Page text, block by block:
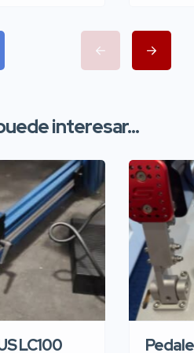
interesar...
LC100